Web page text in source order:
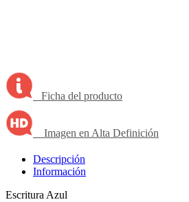
Ficha del producto
Imagen en Alta Definición
Descripción
Información
Escritura Azul